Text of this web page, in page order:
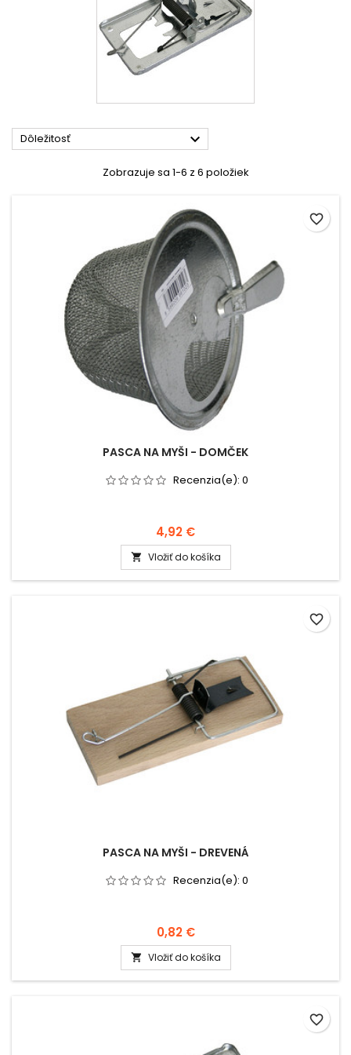
Dôležitosť 
Zobrazuje sa 1-6 z 6 položiek
PASCA NA MYŠI - DOMČEK
Recenzia(e): 0
4,92 €
 Vložiť do košíka
favorite_border
PASCA NA MYŠI - DREVENÁ
Recenzia(e): 0
0,82 €
 Vložiť do košíka
favorite_border
favorite_border